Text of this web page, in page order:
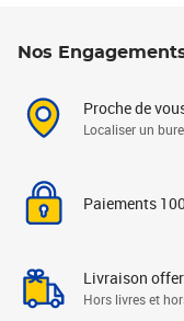
Nos
Proche de
Localiser un
Paiements
Livraison
Hors livres et